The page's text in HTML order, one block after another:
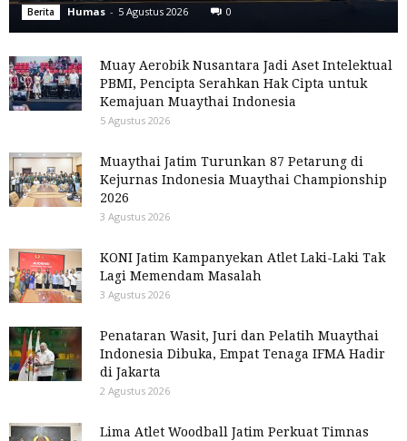
Berita Humas - 5 Agustus 2026 0
Muay Aerobik Nusantara Jadi Aset Intelektual
PBMI, Pencipta Serahkan Hak Cipta untuk
Kemajuan Muaythai Indonesia
5 Agustus 2026
Muaythai Jatim Turunkan 87 Petarung di
Kejurnas Indonesia Muaythai Championship
2026
3 Agustus 2026
KONI Jatim Kampanyekan Atlet Laki-Laki Tak
Lagi Memendam Masalah
3 Agustus 2026
Penataran Wasit, Juri dan Pelatih Muaythai
Indonesia Dibuka, Empat Tenaga IFMA Hadir
di Jakarta
2 Agustus 2026
Lima Atlet Woodball Jatim Perkuat Timnas